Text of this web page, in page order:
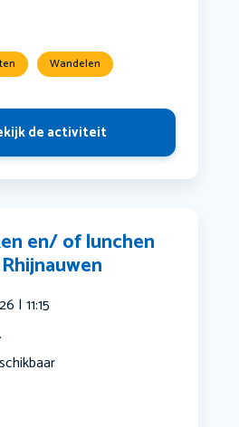
Wandelen
de activiteit
en/ of lunchen
| 11:15